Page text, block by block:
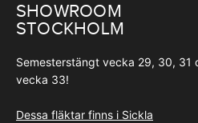
SHOWROOM
STOCKHOLM
Semesterstängt vecka 29, 30, 31
vecka 33!
Dessa fläktar finns i Sickla